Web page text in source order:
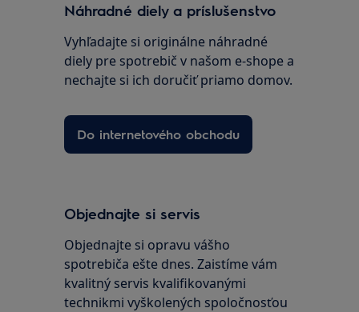
Náhradné diely a príslušenstvo
Vyhľadajte si originálne náhradné
diely pre spotrebič v našom e-shope a
nechajte si ich doručiť priamo domov.
Do internetového obchodu
Objednajte si servis
Objednajte si opravu vášho
spotrebiča ešte dnes. Zaistíme vám
kvalitný servis kvalifikovanými
technikmi vyškolených spoločnosťou